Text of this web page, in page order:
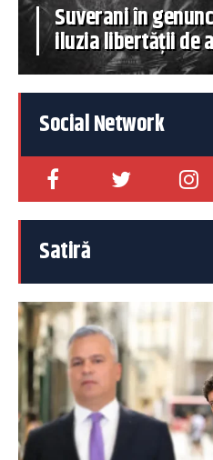
Suverani în
iluzia libertății de
Social Network
Satiră